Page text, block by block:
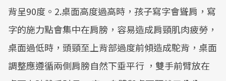
背呈90度。2.桌面高度過高時，孩子寫字會聳肩，寫
字的施力點會集中在肩膀，容易造成肩頸肌肉疲勞，
桌面過低時，頭頸至上背部過度前傾造成駝背，桌面
調整應遵循兩側肩膀自然下垂平行 ，雙手前臂放在